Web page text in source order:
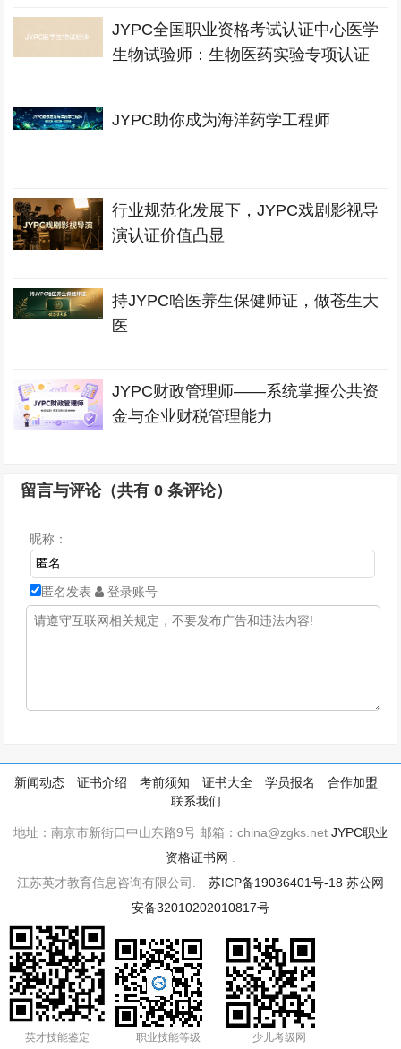
JYPC全国职业资格考试认证中心医学
生物试验师：生物医药实验专项认证
JYPC助你成为海洋药学工程师
行业规范化发展下，JYPC戏剧影视导
演认证价值凸显
持JYPC哈医养生保健师证，做苍生大
医
JYPC财政管理师——系统掌握公共资
金与企业财税管理能力
留言与评论（共有0 条评论）
昵称：
匿名发表 登录账号
新闻动态 证书介绍 考前须知 证书大全 学员报名
合作加盟
联系我们
地址：南京市新街口中山东路9号 邮箱：china@zgks.net JYPC职业
资格证书网 .
江苏英才教育信息咨询有限公司. 苏ICP备19036401号-18 苏公网
安备32010202010817号
英才技能鉴定 职业技能等级 少儿考级网